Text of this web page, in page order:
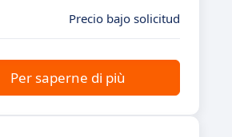
Precio bajo solicitud
Per saperne di più